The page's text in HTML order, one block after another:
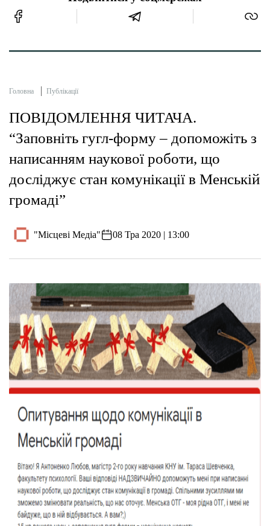
Головна Публікації
ПОВІДОМЛЕННЯ ЧИТАЧА.
“Заповніть гугл-форму – допоможіть з
написанням наукової роботи, що
досліджує стан комунікації в Менській
громаді”
"Місцеві Медіа" 08 Тра 2020 | 13:00